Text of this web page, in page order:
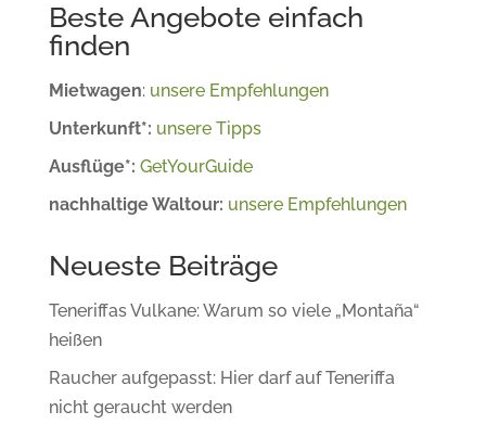
Beste Angebote einfach
finden
Mietwagen: unsere Empfehlungen
Unterkunft*: unsere Tipps
Ausflüge*: GetYourGuide
nachhaltige Waltour: unsere Empfehlungen
Neueste Beiträge
Teneriffas Vulkane: Warum so viele „Montaña“
heißen
Raucher aufgepasst: Hier darf auf Teneriffa
nicht geraucht werden